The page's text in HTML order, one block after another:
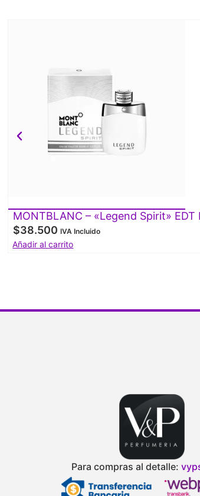
MONTBLANC – «Legend Spirit» EDT
$38.500 IVA Incluido
Añadir al carrito
Para compras al detalle: